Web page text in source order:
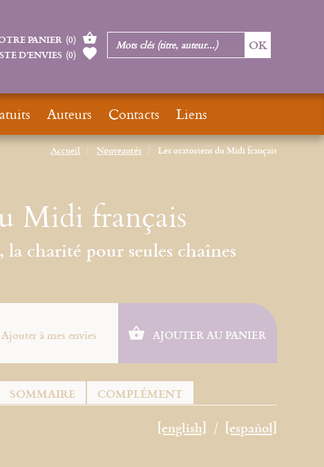
Accueil Nouveautés Les oratoriens du Midi français
Midi français
charité pour seules chaînes
Ajouter à mes envies AJOUTER AU PANIER
SOMMAIRE COMPLÉMENT
[english] [español]
PANIER (0)
D’ENVIES (0)
Auteurs Contacts Liens